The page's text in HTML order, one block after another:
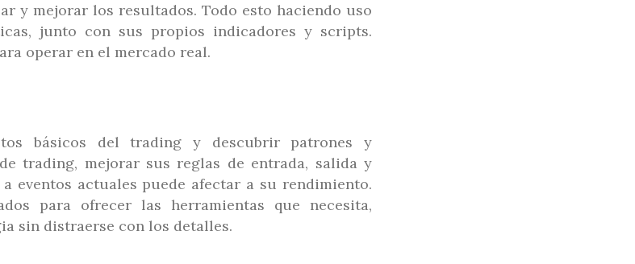
y mejorar los resultados. Todo esto haciendo uso
junto con sus propios indicadores y scripts.
operar en el mercado real.
básicos del trading y descubrir patrones y
trading, mejorar sus reglas de entrada, salida y
eventos actuales puede afectar a su rendimiento.
para ofrecer las herramientas que necesita,
sin distraerse con los detalles.